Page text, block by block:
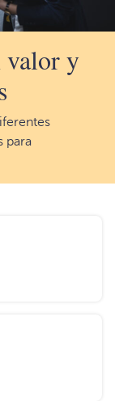
valor y
para